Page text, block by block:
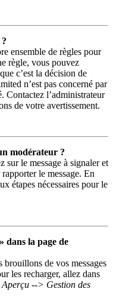
ensemble de règles pour
règle, vous pouvez
c’est la décision de
n’est pas concerné par
Contactez l’administrateur
de votre avertissement.
modérateur ?
sur le message à signaler et
le message. En
étapes nécessaires pour le
dans la page de
brouillons de vos messages
les recharger, allez dans
Aperçu --> Gestion des